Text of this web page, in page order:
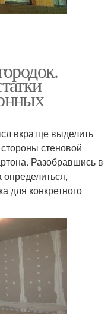
вкратце выделить
стеновой
Разобравшись в
для конкретного